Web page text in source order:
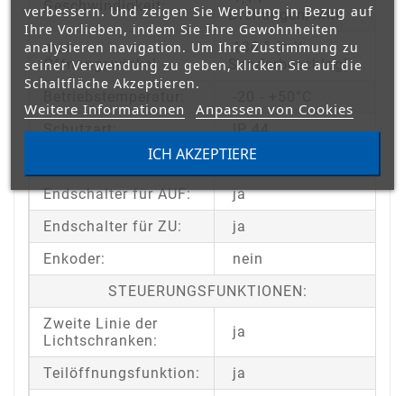
Geschwindigkeit:
Drehungen/Min
max.
Öffnungswinkel:
180 ° (mit
Sonderbeschlag)
Betriebstemperatur:
Schutzart:
IP 44
Selbsthemmend:
ja
Endschalter für AUF:
ja
Endschalter für ZU:
ja
Enkoder:
nein
STEUERUNGSFUNKTIONEN:
Zweite Linie der
Lichtschranken:
ja
Teilöffnungsfunktion:
ja
verbessern. Und zeigen Sie Werbung in Bezug auf
Ihre Vorlieben, indem Sie Ihre Gewohnheiten
analysieren navigation. Um Ihre Zustimmung zu
seiner Verwendung zu geben, klicken Sie auf die
Schaltfläche Akzeptieren.
Weitere Informationen Anpassen von Cookies
ICH AKZEPTIERE